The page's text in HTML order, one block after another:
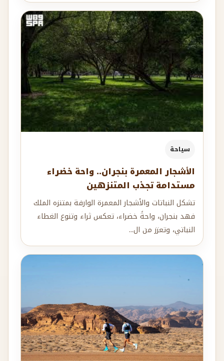
سياحة
الأشجار المعمرة بنجران.. واحة خضراء
مستدامة تجذب المتنزهين
تشكل النباتات والأشجار المعمرة الوارفة بمتنزه الملك
فهد بنجران، واحةً خضراء، تعكس ثراء وتنوع الغطاء
النباتي، وتعزز من ال...